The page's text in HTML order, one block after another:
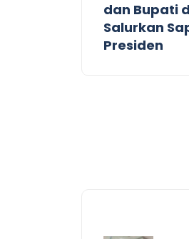
dan Bupati
Salurkan
Presiden